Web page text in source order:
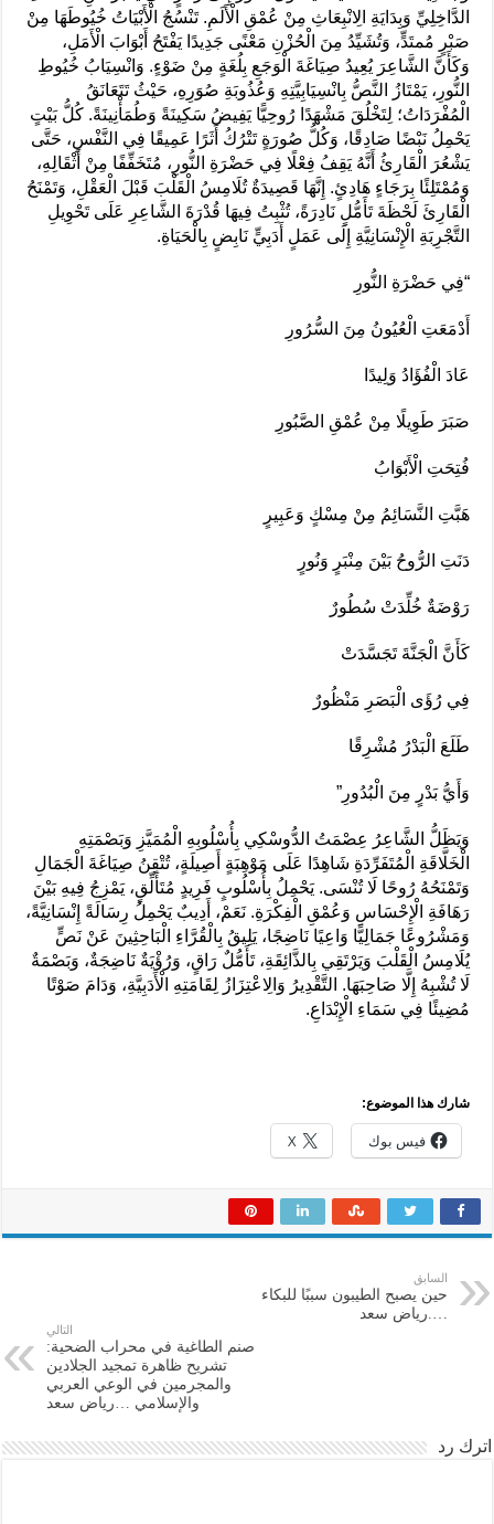
الدَّاخِلِيِّ وَبِدَايَةِ الِانْبِعَاثِ مِنْ عُمْقِ الْأَلَمِ. تَنْسُجُ الْأَبْيَاتُ خُيُوطَهَا مِنْ
صَبْرٍ مُمتَدٍّ، وَتُشَيِّدُ مِنَ الْحُزْنِ مَعْنًى جَدِيدًا يَفْتَحُ أَبْوَابَ الْأَمَلِ،
وَكَأَنَّ الشَّاعِرَ يُعِيدُ صِيَاغَةَ الْوَجَعِ بِلُغَةٍ مِنْ ضَوْءٍ. وَانْسِيَابُ خُيُوطِ
النُّورِ، يَمْتَازُ النَّصُّ بِانْسِيَابِيَّتِهِ وَعُذُوبَةِ صُوَرِهِ، حَيْثُ تَتَعَانَقُ
الْمُفْرَدَاتُ؛ لِتَخْلُقَ مَشْهَدًا رُوحِيًّا يَفِيضُ سَكِينَةً وَطُمَأْنِينَةً. كُلُّ بَيْتٍ
يَحْمِلُ نَبْضًا صَادِقًا، وَكُلُّ صُورَةٍ تَتْرُكُ أَثَرًا عَمِيقًا فِي النَّفْسِ، حَتَّى
يَشْعُرَ الْقَارِئُ أَنَّهُ يَقِفُ فِعْلًا فِي حَضْرَةِ النُّورِ، مُتَخَفِّفًا مِنْ أَثْقَالِهِ،
وَمُمْتَلِئًا بِرَجَاءٍ هَادِئٍ. إِنَّهَا قَصِيدَةٌ تُلَامِسُ الْقَلْبَ قَبْلَ الْعَقْلِ، وَتَمْنَحُ
الْقَارِئَ لَحْظَةَ تَأَمُّلٍ نَادِرَةً، تُثْبِتُ فِيهَا قُدْرَةَ الشَّاعِرِ عَلَى تَحْوِيلِ
التَّجْرِبَةِ الْإِنْسَانِيَّةِ إِلَى عَمَلٍ أَدَبِيٍّ نَابِضٍ بِالْحَيَاةِ.
“فِي حَضْرَةِ النُّورِ
أَدْمَعَتِ الْعُيُونُ مِنَ السُّرُورِ
عَادَ الْفُؤَادُ وَلِيدًا
صَبَرَ طَوِيلًا مِنْ عُمْقِ الصَّبُورِ
فُتِحَتِ الْأَبْوَابُ
هَبَّتِ النَّسَائِمُ مِنْ مِسْكٍ وَعَبِيرٍ
دَنَتِ الرُّوحُ بَيْنَ مِنْبَرٍ وَنُورٍ
رَوْضَةٌ خُلِّدَتْ سُطُورٌ
كَأَنَّ الْجَنَّةَ تَجَسَّدَتْ
فِي رُؤَى الْبَصَرِ مَنْظُورٌ
طَلَعَ الْبَدْرُ مُشْرِقًا
وَأَيُّ بَدْرٍ مِنَ الْبُدُورِ”
وَيَظَلُّ الشَّاعِرُ عِصْمَتُ الدُّوسْكِي بِأُسْلُوبِهِ الْمُمَيَّزِ وَبَصْمَتِهِ
الْخَلَّاقَةِ الْمُتَفَرِّدَةِ شَاهِدًا عَلَى مَوْهِبَةٍ أَصِيلَةٍ، تُتْقِنُ صِيَاغَةَ الْجَمَالِ
وَتَمْنَحُهُ رُوحًا لَا تُنْسَى. يَحْمِلُ بِأُسْلُوبٍ فَرِيدٍ مُتَأَلِّقٍ، يَمْزِجُ فِيهِ بَيْنَ
رَهَافَةِ الْإِحْسَاسِ وَعُمْقِ الْفِكْرَةِ. نَعَمْ، أَدِيبٌ يَحْمِلُ رِسَالَةً إِنْسَانِيَّةً،
وَمَشْرُوعًا جَمَالِيًّا وَاعِيًا نَاضِجًا، يَلِيقُ بِالْقُرَّاءِ الْبَاحِثِينَ عَنْ نَصٍّ
يُلَامِسُ الْقَلْبَ وَيَرْتَقِي بِالذَّائِقَةِ، تَأَمُّلٌ رَاقٍ، وَرُؤْيَةٌ نَاضِجَةٌ، وَبَصْمَةٌ
لَا تُشْبِهُ إِلَّا صَاحِبَهَا. التَّقْدِيرُ وَالِاعْتِزَازُ لِقَامَتِهِ الْأَدَبِيَّةِ، وَدَامَ صَوْتًا
مُضِيئًا فِي سَمَاءِ الْإِبْدَاعِ.
شارك هذا الموضوع:
فيس بوك X
السابق
حين يصبح الطيبون سببًا للبكاء
….رياض سعد
التالي
صنم الطاغية في محراب الضحية:
تشريح ظاهرة تمجيد الجلادين
والمجرمين في الوعي العربي
والإسلامي …رياض سعد
اترك رد